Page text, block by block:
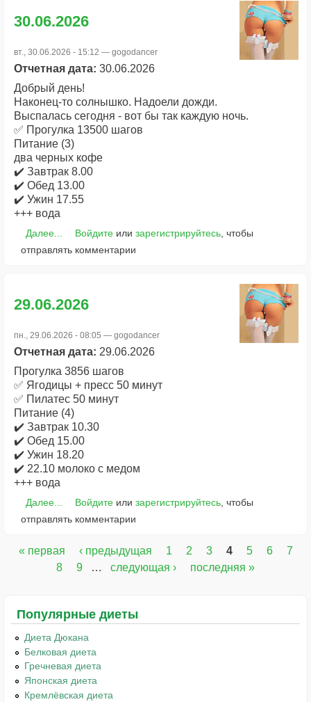
30.06.2026
вт., 30.06.2026 - 15:12 — gogodancer
Отчетная дата: 30.06.2026
Добрый день!
Наконец-то солнышко. Надоели дожди.
Выспалась сегодня - вот бы так каждую ночь.
✅ Прогулка 13500 шагов
Питание (3)
два черных кофе
✔️ Завтрак 8.00
✔️ Обед 13.00
✔️ Ужин 17.55
+++ вода
Далее... Войдитеили зарегистрируйтесь, чтобы
отправлять комментарии
29.06.2026
пн., 29.06.2026 - 08:05 — gogodancer
Отчетная дата: 29.06.2026
Прогулка 3856 шагов
✅ Ягодицы + пресс 50 минут
✅ Пилатес 50 минут
Питание (4)
✔️ Завтрак 10.30
✔️ Обед 15.00
✔️ Ужин 18.20
✔️ 22.10 молоко с медом
+++ вода
Далее... Войдитеили зарегистрируйтесь, чтобы
отправлять комментарии
Страницы
« первая ‹ предыдущая 1 2 3 4 5 6
7
8
9 … следующая › последняя »
Популярные диеты
Диета Дюкана
Белковая диета
Гречневая диета
Японская диета
Кремлёвская диета